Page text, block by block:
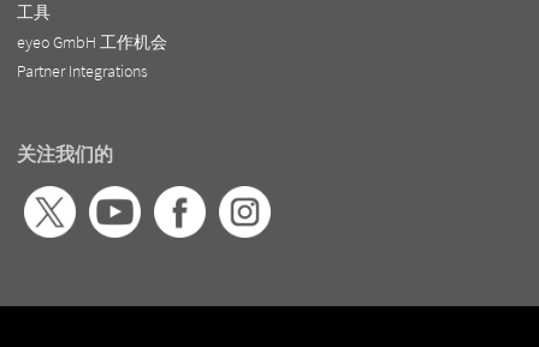
工具
eyeo GmbH 工作机会
Partner Integrations
关注我们的